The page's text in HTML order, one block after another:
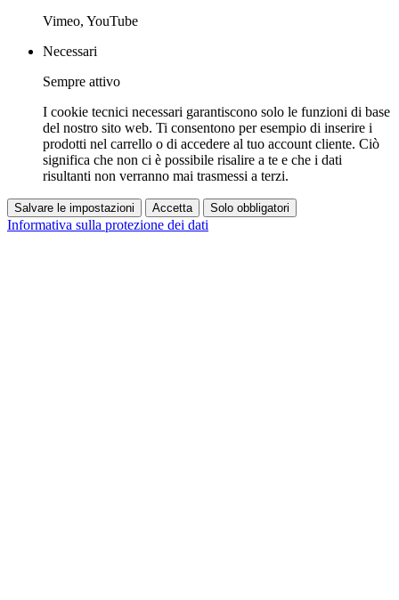
Vimeo, YouTube
Necessari
Sempre attivo
I cookie tecnici necessari garantiscono solo le funzioni di base
del nostro sito web. Ti consentono per esempio di inserire i
prodotti nel carrello o di accedere al tuo account cliente. Ciò
significa che non ci è possibile risalire a te e che i dati
risultanti non verranno mai trasmessi a terzi.
Salvare le impostazioni Accetta Solo obbligatori
Informativa sulla protezione dei dati